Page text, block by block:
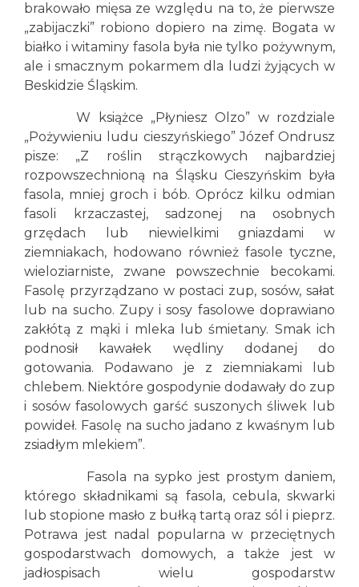
brakowało mięsa ze względu na to, że pierwsze
„zabijaczki” robiono dopiero na zimę. Bogata w
białko i witaminy fasola była nie tylko pożywnym,
ale i smacznym pokarmem dla ludzi żyjących w
Beskidzie Śląskim.
W książce „Płyniesz Olzo” w rozdziale
„Pożywieniu ludu cieszyńskiego” Józef Ondrusz
pisze: „Z roślin strączkowych najbardziej
rozpowszechnioną na Śląsku Cieszyńskim była
fasola, mniej groch i bób. Oprócz kilku odmian
fasoli krzaczastej, sadzonej na osobnych
grzędach lub niewielkimi gniazdami w
ziemniakach, hodowano również fasole tyczne,
wieloziarniste, zwane powszechnie becokami.
Fasolę przyrządzano w postaci zup, sosów, sałat
lub na sucho. Zupy i sosy fasolowe doprawiano
zakłótą z mąki i mleka lub śmietany. Smak ich
podnosił kawałek wędliny dodanej do
gotowania. Podawano je z ziemniakami lub
chlebem. Niektóre gospodynie dodawały do zup
i sosów fasolowych garść suszonych śliwek lub
powideł. Fasolę na sucho jadano z kwaśnym lub
zsiadłym mlekiem”.
Fasola na sypko jest prostym daniem,
którego składnikami są fasola, cebula, skwarki
lub stopione masło z bułką tartą oraz sól i pieprz.
Potrawa jest nadal popularna w przeciętnych
gospodarstwach domowych, a także jest w
jadłospisach wielu gospodarstw